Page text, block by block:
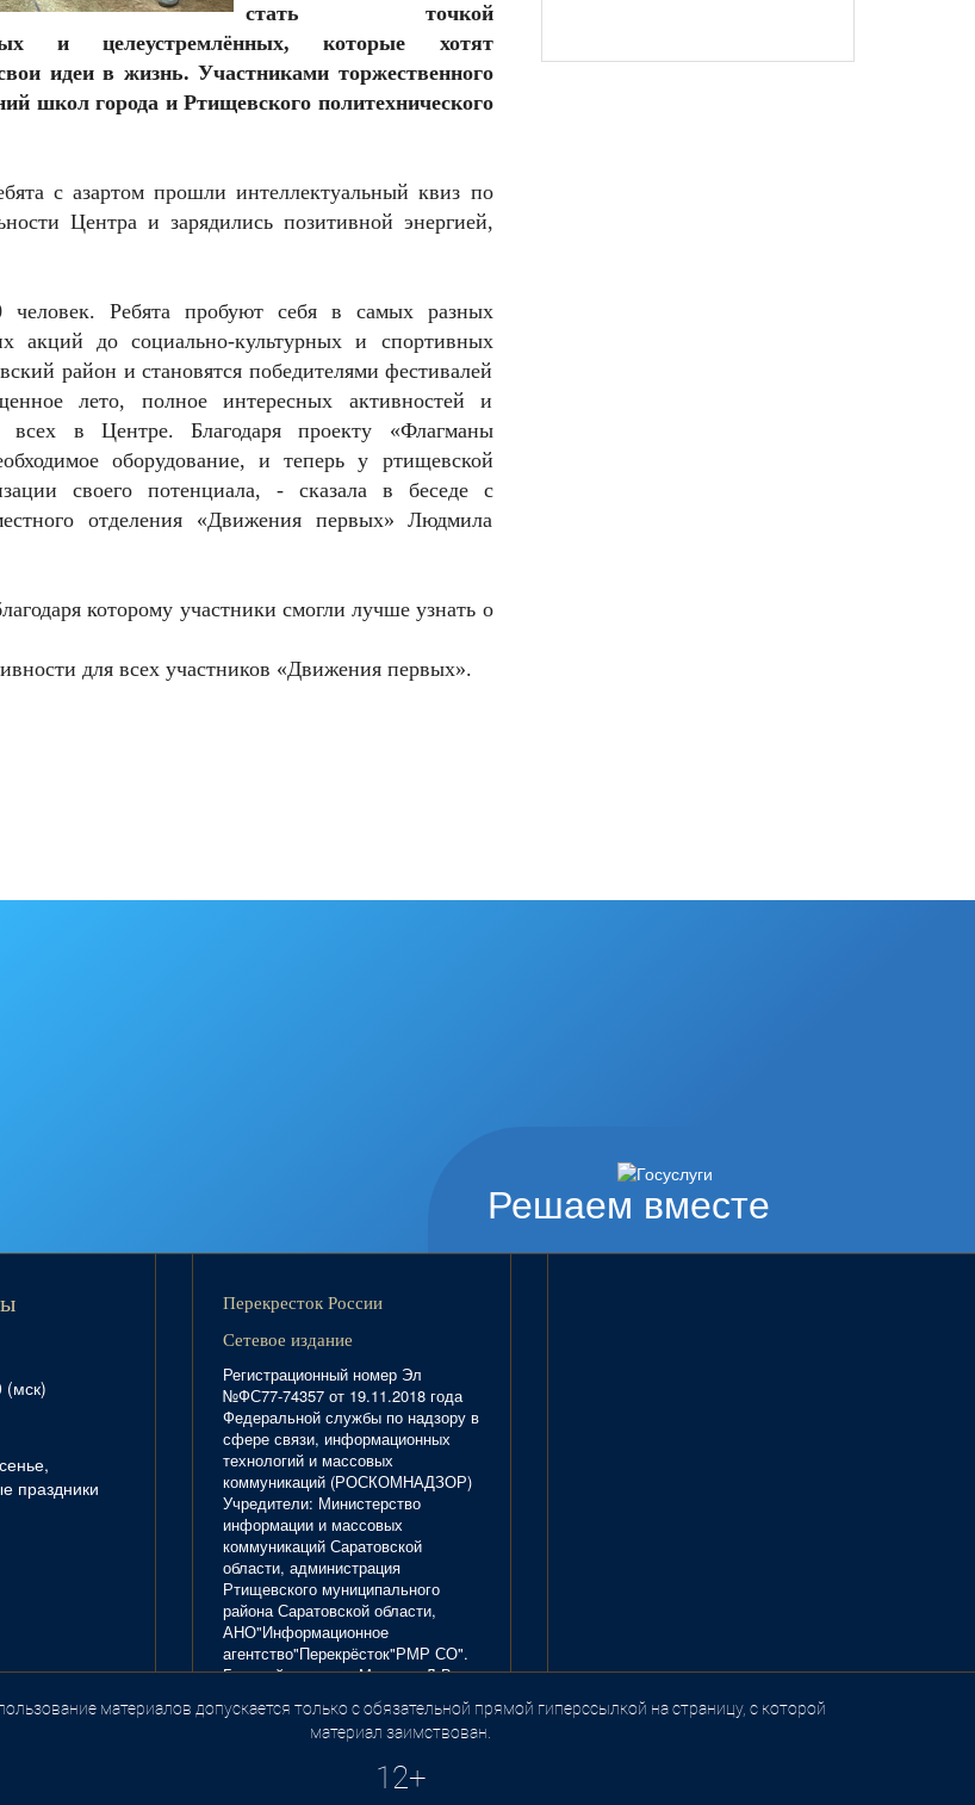
стать точкой
и целеустремлённых, которые хотят
идеи в жизнь. Участниками торжественного
школ города и Ртищевского политехнического
с азартом прошли интеллектуальный квиз по
Центра и зарядились позитивной энергией,
Ребята пробуют себя в самых разных
акций до социально-культурных и спортивных
район и становятся победителями фестивалей
лето, полное интересных активностей и
в Центре. Благодаря проекту «Флагманы
оборудование, и теперь у ртищевской
своего потенциала, - сказала в беседе с
отделения «Движения первых» Людмила
которому участники смогли лучше узнать о
для всех участников «Движения первых».
Решаем вместе
(мск)
праздники
Перекресток России
Сетевое издание
Регистрационный номер Эл
№ФС77-74357 от 19.11.2018 года
Федеральной службы по надзору в
сфере связи, информационных
технологий и массовых
коммуникаций (РОСКОМНАДЗОР)
Учредители: Министерство
информации и массовых
коммуникаций Саратовской
области, администрация
Ртищевского муниципального
района Саратовской области,
АНО"Информационное
агентство"Перекрёсток"РМР СО".
Главный редактор Маркова Л.В.
Тел. 8(84540)4-20-72; отдел
рекламы - 4-29-10.
материалов допускается только с обязательной прямой гиперссылкой на страницу, с которой
материал заимствован.
12+